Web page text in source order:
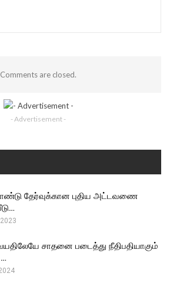
Comments are closed.
- Advertisement -
தேர்வுக்கான புதிய அட்டவணை
சாதனை படைத்து நீதிபதியாகும்